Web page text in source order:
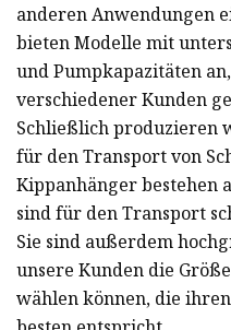
anderen Anwendungen
bieten Modelle mit
und Pumpkapazitäten
verschiedener Kunden
Schließlich produzieren
für den Transport von
Kippanhänger bestehen
sind für den Transport
Sie sind außerdem
unsere Kunden die
wählen können, die